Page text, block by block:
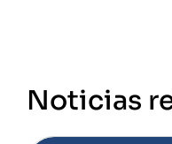
Noticias